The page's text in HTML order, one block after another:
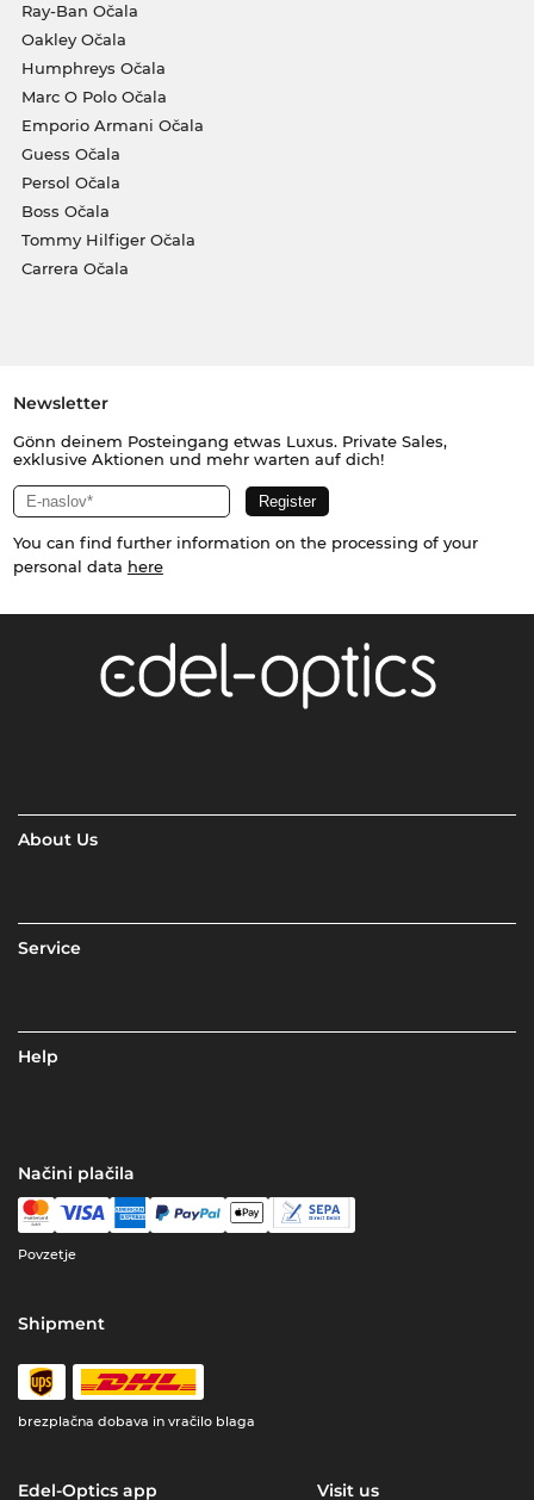
Ray-Ban Očala
Oakley Očala
Humphreys Očala
Marc O Polo Očala
Emporio Armani Očala
Guess Očala
Persol Očala
Boss Očala
Tommy Hilfiger Očala
Carrera Očala
Newsletter
Gönn deinem Posteingang etwas Luxus. Private Sales,
exklusive Aktionen und mehr warten auf dich!
You can find further information on the processing of your
personal data here
About Us
Service
Help
Načini plačila
Povzetje
Shipment
brezplačna dobava in vračilo blaga
Edel-Optics app Visit us